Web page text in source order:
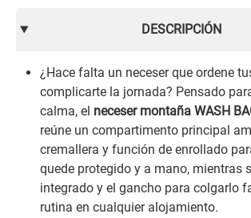
DESCRIPCIÓN
¿Hace falta un neceser que ordene
complicarte la jornada? Pensado
calma, el neceser montaña WASH
reúne un compartimento principal
cremallera y función de enrollado
quede protegido y a mano, mientras
integrado y el gancho para colgarlo
rutina en cualquier alojamiento.